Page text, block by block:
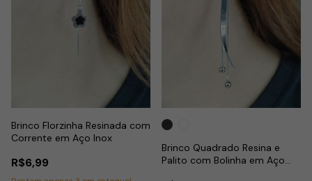
Brinco Florzinha Resinada com
Corrente em Aço Inox
R$6,99
Brinco Quadrado Resina e
Palito com Bolinha em Aço